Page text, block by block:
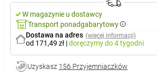
W magazynie u dostawcy
Transport ponadgabarytowy
Dostawa na adres (więcej informacji)
od 171,49 zł |doręczymydo 4 tygodni
Uzyskasz 156 Przyjemniaczków